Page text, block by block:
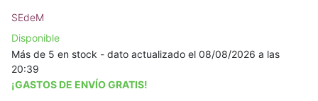
SEdeM
Disponible
Más de 5 en stock - dato actualizado el 08/08/2026 a las
20:39
¡GASTOS DE ENVÍO GRATIS!